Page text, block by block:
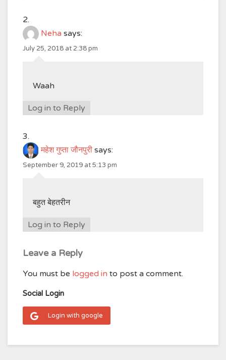
Neha says:
July 25, 2018 at 2:38 pm
Waah
Log in to Reply
महेश गुप्ता जौनपुरी says:
September 9, 2019 at 5:13 pm
बहुत बेहतरीन
Log in to Reply
Leave a Reply
You must be logged in to post a comment.
Social Login
Login with google